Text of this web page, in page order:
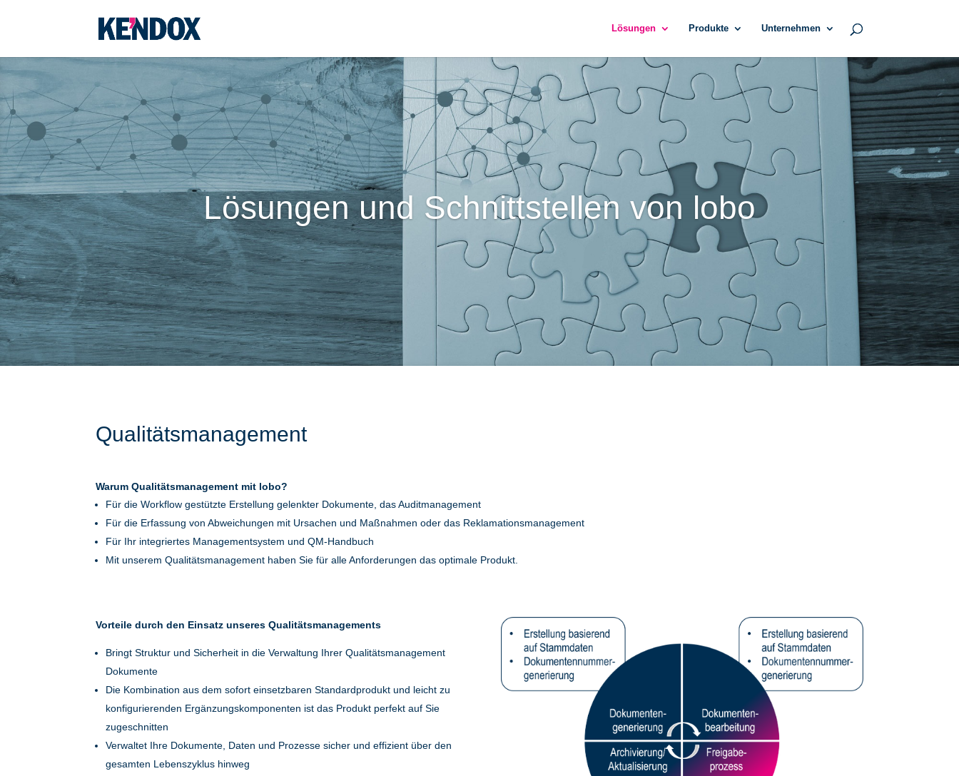
Lösungen Produkte Unternehmen
Lösungen und Schnittstellen von lobo
Qualitätsmanagement
Warum Qualitätsmanagement mit lobo?
Für die Workflow gestützte Erstellung gelenkter Dokumente, das Auditmanagement
Für die Erfassung von Abweichungen mit Ursachen und Maßnahmen oder das Reklamationsmanagement
Für Ihr integriertes Managementsystem und QM-Handbuch
Mit unserem Qualitätsmanagement haben Sie für alle Anforderungen das optimale Produkt.
Vorteile durch den Einsatz unseres Qualitätsmanagements
Bringt Struktur und Sicherheit in die Verwaltung Ihrer Qualitätsmanagement
Dokumente
Die Kombination aus dem sofort einsetzbaren Standardprodukt und leicht zu
konfigurierenden Ergänzungskomponenten ist das Produkt perfekt auf Sie
zugeschnitten
Verwaltet Ihre Dokumente, Daten und Prozesse sicher und effizient über den
gesamten Lebenszyklus hinweg